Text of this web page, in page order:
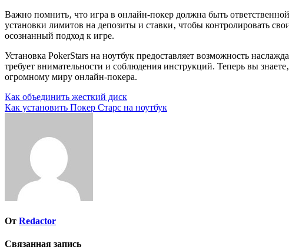
Важно помнить‚ что игра в онлайн-покер должна быть
установки лимитов на депозиты и ставки‚ чтобы контролировать
осознанный подход к игре.
Установка PokerStars на ноутбук предоставляет возможность
требует внимательности и соблюдения инструкций. Теперь вы
огромному миру онлайн-покера.
Навигация
по
Как объединить жесткий диск
Как установить Покер Старс на ноутбук
От Redactor
Связанная запись